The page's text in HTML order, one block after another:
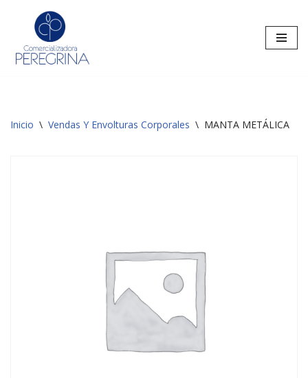
Saltar
al
Inicio \ Vendas Y Envolturas Corporales \ MANTA METÁLICA